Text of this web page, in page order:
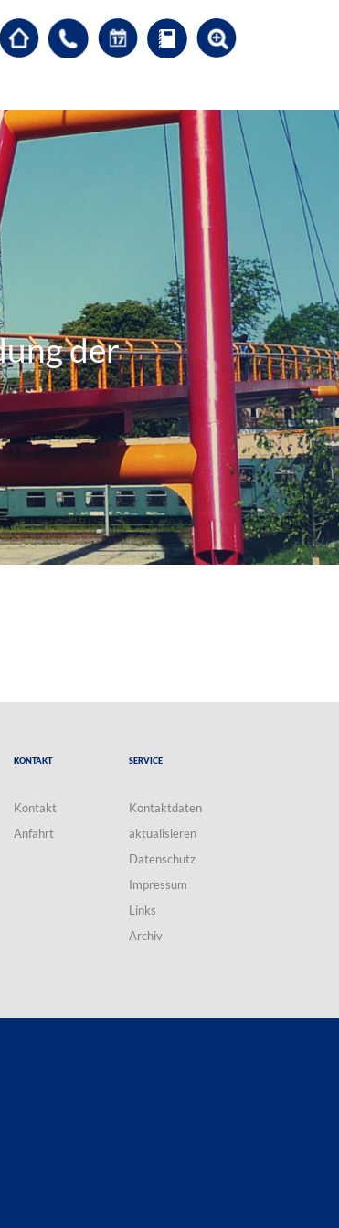
der
Kontakt
Kontakt
Anfahrt
Service
Kontaktdaten
aktualisieren
Datenschutz
Impressum
Links
Archiv